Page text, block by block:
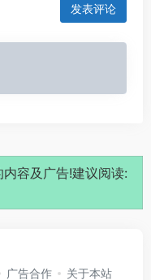
发表评论
容及广告!建议阅读:
广告合作 关于本站